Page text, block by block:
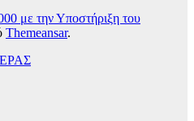
με την Υποστήριξη του
Themeansar.